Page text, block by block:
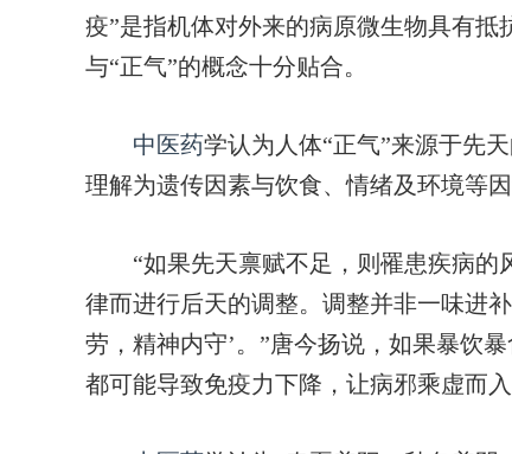
疫”是指机体对外来的病原微生物具有
与“正气”的概念十分贴合。
中医药学认为人体“正气”来源于先
理解为遗传因素与饮食、情绪及环境等
“如果先天禀赋不足，则罹患疾病的
律而进行后天的调整。调整并非一味进
劳，精神内守’。”唐今扬说，如果暴饮
都可能导致免疫力下降，让病邪乘虚而入